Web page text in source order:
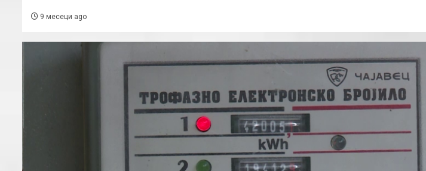
9 месеци ago